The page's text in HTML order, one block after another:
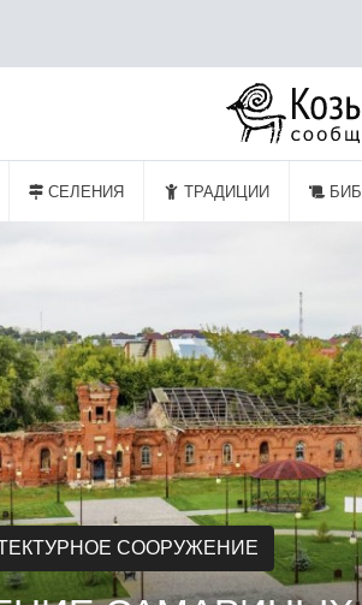
СЕЛЕНИЯ ТРАДИЦИИ
СООРУЖЕНИЕ
В